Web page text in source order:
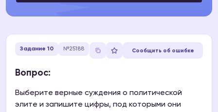
Задание 10 №25188 Сообщить об ошибке
Вопрос:
Выберите верные суждения о политической
элите и запишите цифры, под которыми они